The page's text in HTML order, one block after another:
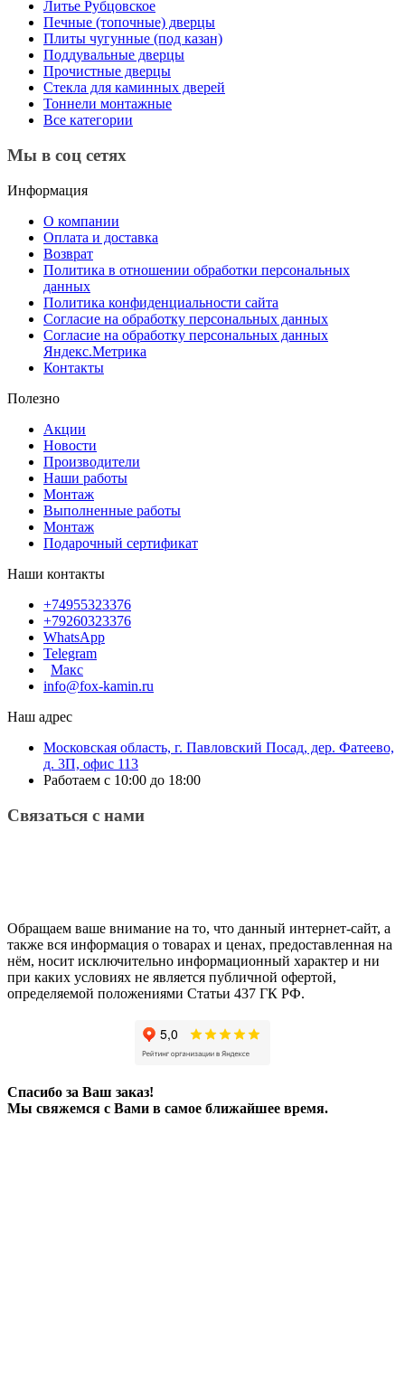
Литье Рубцовское
Печные (топочные) дверцы
Плиты чугунные (под казан)
Поддувальные дверцы
Прочистные дверцы
Стекла для каминных дверей
Тоннели монтажные
Все категории
Мы в соц сетях
Информация
О компании
Оплата и доставка
Возврат
Политика в отношении обработки персональных
данных
Политика конфиденциальности сайта
Согласие на обработку персональных данных
Согласие на обработку персональных данных
Яндекс.Метрика
Контакты
Полезно
Акции
Новости
Производители
Наши работы
Монтаж
Выполненные работы
Монтаж
Подарочный сертификат
Наши контакты
+74955323376
+79260323376
WhatsApp
Telegram
Макс
info@fox-kamin.ru
Наш адрес
Московская область, г. Павловский Посад, дер. Фатеево,
д. 3П, офис 113
Работаем с 10:00 до 18:00
Связаться с нами
Обращаем ваше внимание на то, что данный интернет-сайт, а
также вся информация о товарах и ценах, предоставленная на
нём, носит исключительно информационный характер и ни
при каких условиях не является публичной офертой,
определяемой положениями Статьи 437 ГК РФ.
Спасибо за Ваш заказ!
Мы свяжемся с Вами в самое ближайшее время.